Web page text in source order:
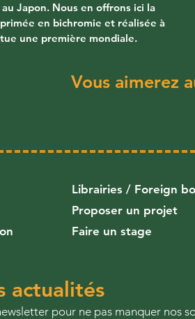
Japon. Nous en offrons ici la
en bichromie et réalisée à
une première mondiale.
Vous aimerez
Librairies / Foreign
Proposer un projet
Faire un stage
actualités
pour ne pas manquer nos